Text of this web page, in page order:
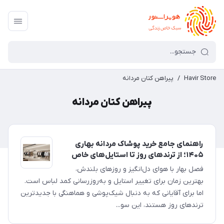
Havir Store
/ پیراهن کتان مردانه
پیراهن کتان مردانه
راهنمای جامع خرید پوشاک مردانه بهاری
۱۴۰۵؛ از ترندهای روز تا استایل‌های خاص
فصل بهار با هوای دل‌انگیز و روزهای بلندش،
بهترین زمان برای تغییر استایل و به‌روزرسانی کمد لباس است.
اما برای آقایانی که به دنبال شیک‌پوشی و هماهنگی با جدیدترین
ترندهای روز هستند، این سو...